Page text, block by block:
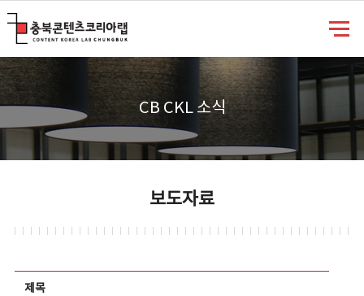
CB CKL 소식
보도자료
제목